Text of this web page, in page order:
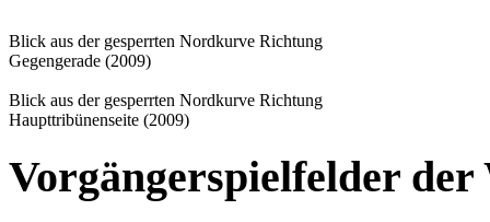
Blick aus der gesperrten Nordkurve Richtung
Gegengerade (2009)
Blick aus der gesperrten Nordkurve Richtung
Haupttribünenseite (2009)
Vorgängerspielfelder